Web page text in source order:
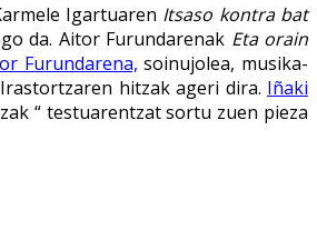
Igartuaren Itsaso kontra bat
da. Aitor Furundarenak Eta orain
Furundarena, soinujolea, musika-
hitzak ageri dira. Iñaki
“ testuarentzat sortu zuen pieza